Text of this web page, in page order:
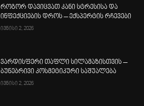
როგორ დავიცვათ კანი სტრესისა და
ინფექციების დროს – ექსპერტის რჩევები
ივნისი 2, 2026
ვარდისფერი თაფლი სილამაზისთვის –
ბუნებრივი კოსმეტიკური საშუალება
ივნისი 2, 2026